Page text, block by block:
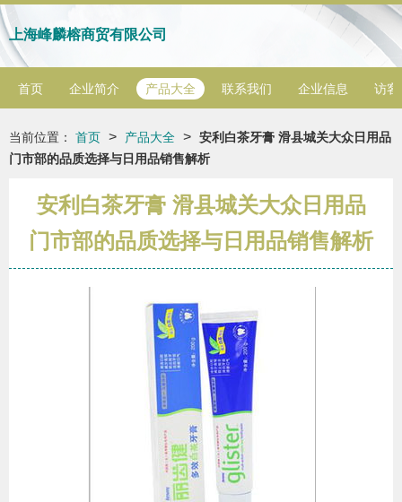
上海峰麟榕商贸有限公司
首页 企业简介 产品大全 联系我们 企业信息 访客
当前位置： 首页 > 产品大全 > 安利白茶牙膏 滑县城关大众日用品
门市部的品质选择与日用品销售解析
安利白茶牙膏 滑县城关大众日用品
门市部的品质选择与日用品销售解析